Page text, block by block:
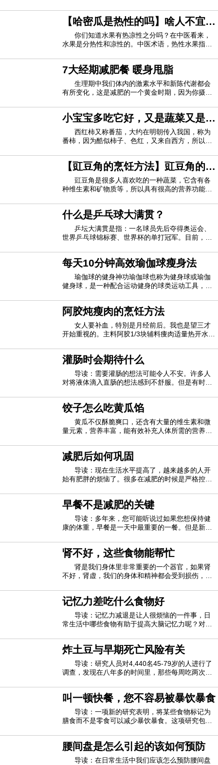
餐的人比吃早餐的人轻一磅。导读：多年来，您可能听说过如
果您想保持健康的体重，早餐是一天中最重要的一餐。但是新
的研究表明事实并非如此。
该评论还没有发现早餐者和早餐者之间的代谢率有任何显
尽管作者指出该评价中包括的研究存在一些不一致之处和
质量参差不齐，但他们说吃早餐似乎并不是减肥的有益策略。
根据Cicuttini所说，“关键信息是，如果一个人喜欢吃早
餐，那很好。但是，没有证据表明我们应该鼓励人们改变饮食
方式以包括早餐，以防止体重增加或肥胖。”
来自康涅狄格州哈姆登市昆尼皮亚克大学的注册营养师达
娜·怀特（Dana White）说：“也许对于那些不早餐的人来说，
这项评论使人放心，也许不吃早餐不会破坏体重。但是，如果
您饿了，早上，我也不会告诉你的。
特说，对于早上运动的人来说，不吃早餐可能会更困难。
但她建议，与一天中的其他时间一样，“当你饿了并且食物要适
怀特指出，虽然不吃早餐可能并不是人们通常认为的饮食
邪恶，但放弃早上的第一餐也不可能是一种饮食疗法。
多种益处。但是许多人仍然不知道这种柑橘类水果
还有无数其他有益的特性。柠檬有一些神奇的家庭
疗法，您可以尝试解决不同的问题。让我们一
【哈密瓜是热性的吗】啥人不宜吃
哈密瓜 哈密瓜适合啥季节吃
你们知道水果有热凉性之分吗？在中医看来，
水果是分热性和凉性的。中医术语，热性水果指的
热性的吗？啥人不宜吃热性的水果？下面妈网一一
为你们解答。哈密瓜是热性的吗热性水果指的是热
量高、糖分高的水果。石榴、荔枝、榴莲、木
7大经期减肥餐 暖身甩脂
生理期中我们体内的激素水平和新陈代谢都会
有所变化，这是减肥的一个黄金时期，因为你摄入
不会造成肥胖，那么现在就让介绍7款热门的经期
减肥食谱给你，让你在经期也能轻松减肥。一、凉
拌海带原料：海带、蒜泥、葱末、盐、糖、酱
小宝宝多吃它好，又是蔬菜又是水
西红柿又称番茄，大约在明朝传入我国，称为
番柿，因为酷似柿子、色红，又来自西方，所以又
宜食的营养食品。 西红柿含有丰富的营养，包括矿
物质、维生素、碳水化合物、有机酸及少量的蛋白
质。它所含的维生素A原，在人体内可以转化
【豇豆角的烹饪方法】豇豆角的烹
饪技巧 豇豆角的营养功能
豇豆角是很多人喜欢吃的一种蔬菜，它含有各
种维生素和矿物质等，所以具有很高的营养功能
角）粒、长豆角炒虾米、鱼香豇豆等等，豇豆角的
营养很多，但它也有禁忌的地方哦，比如豇豆角一
定要炒熟才能吃哦，否则会中毒哦，还想要更多
什么是乒乓球大满贯？
乒坛大满贯是指：一名球员先后夺得奥运会、
世界乒乓球锦标赛、世界杯的单打冠军。目前，国
别是：瓦尔德内尔（瑞典）、邓亚萍（中国）、刘
国梁（中国）、孔令辉（中国）、王楠（中国）、
张怡宁（中国）、张继科（中国）、李晓霞（
每天10分钟高效瑜伽球瘦身法
瑜伽球的健身神功瑜伽球也称为健身球或瑜伽
健身球，是一种配合运动健身的球类运动工具，看
腰、腹、背部、甚至腿部力量哦！运动瘦身的有效
方式，能够帮助女性修身塑形，塑造优美线条比瑜
伽更具有趣味性，锻炼身体的平衡感，增强对
阿胶炖瘦肉的烹饪方法
女人要补血，特別是月经前后。我也是望三才
开始重视的。主料阿胶1/3块辅料痩肉适量热开水1
敲碎2.用热开水泡溶，这一小块可以弄到碎一点方
便溶解。（这碗水是用来炖的）3.准备适量的瘦肉
4.把瘦肉切成片后放在炖盅里面5.把泡溶解的
灌肠时会期待什么
导读：需要灌肠的想法可能令人不安。许多人
对将液体滴入直肠的想法感到不舒服。但是有时不
种病症或作为诊断工具以查找症状的原因。您可以
自己管理灌肠，也可以由医护人员进行。在以上任
何一种情况下，灌肠程序都是相同的。这是灌
饺子怎么吃黄瓜馅
黄瓜不仅酥脆爽口，还含有大量的维生素和微
量元素，营养丰富，能有效补充人体所需的营养，
者和其他食材一起炒，黄瓜馅的饺子也是一种美味
的烹饪方法。那么，黄瓜馅的饺子怎么才能好吃
呢？黄瓜鸡蛋馅饺子的做法：1。新鲜黄瓜洗净
减肥后如何巩固
导读：现在生活水平提高了，越来越多的人开
始有肥胖的烦恼了。很多在减肥的时候是严格控制
致反弹了。对于很多减肥成功的减肥者来说最害怕
的就是反弹了。如果你在减肥成功之后就开始肆无
忌惮，那么反弹是必定的，在减肥成功之后的
早餐不是减肥的关键
导读：多年来，您可能听说过如果您想保持健
康的体重，早餐是一天中最重要的一餐。但是新的
餐并不能帮助人们在一天的晚些时候少吃东西，而
那些吃早餐的人最终每天会摄入更多的卡路里。论
资深作者弗拉维亚西库蒂尼（Flavia Cicutt
肾不好，这些食物能帮忙
肾是我们身体里非常重要的一个器官，如果肾
不好，肾虚，我们的身体和精神都会受到损伤，那
吧。强肾食物有哪些1、强肾食物有哪些之鹌鹑肉
鹌鹑肉不仅酥嫩美味，而且营养丰富。鹌鹑肉和鹌
鹑蛋含有多种人体必需氨基酸、无机盐等。具有
记忆力差吃什么食物好
导读：记忆力减退是让人很烦恼的一件事，日
常生活中哪些食物有助于提高大脑记忆力呢？对于
情，记忆力没有得到锻炼导致记忆力衰退，像上学
的时候由于需要背诵的课文比较多，记忆力经常得
到锻炼就没有什么感觉。记忆力不好会影响工
炸土豆与早期死亡风险有关
导读：研究人员对4,440名45-79岁的人进行了
调查，发现在八年多的时间里，那些每周吃两次或
片）的人，其早死的风险是不吃饭的人的两倍。
《美国临床营养学杂志》上的研究并未证明吃炸土
豆与早逝之间有直接联系，但“我们相信富含反式
叫一顿快餐，您不容易被暴饮暴食
导读：一项新的研究表明，将某些食物标记为
膳食而不是零食可以减少暴饮暴食。这项研究包括
（用塑料叉子从塑料锅里站起来吃），要么是一餐
（用金属叉子从陶瓷盘里坐在餐桌上就餐）。吃完
饭后，参与者被邀请对其他食物进行味觉测试，
腰间盘是怎么引起的该如何预防
导读：在日常生活中我们应该怎么预防腰间盘